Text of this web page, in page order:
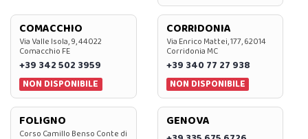
COMACCHIO
Via Valle Isola, 9, 44022
Comacchio FE
+39 342 502 3959
NON DISPONIBILE
CORRIDONIA
Via Enrico Mattei, 177, 62014
Corridonia MC
+39 340 77 27 938
NON DISPONIBILE
FOLIGNO
Corso Camillo Benso Conte di
GENOVA